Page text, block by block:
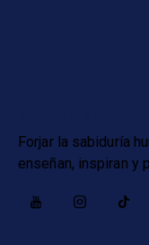
Forjar la sabiduría
enseñan, inspiran y